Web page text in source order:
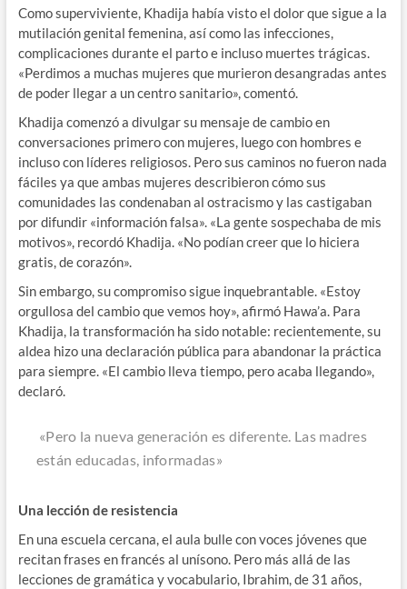
Como superviviente, Khadija había visto el dolor que sigue a la
mutilación genital femenina, así como las infecciones,
complicaciones durante el parto e incluso muertes trágicas.
«Perdimos a muchas mujeres que murieron desangradas antes
de poder llegar a un centro sanitario», comentó.
Khadija comenzó a divulgar su mensaje de cambio en
conversaciones primero con mujeres, luego con hombres e
incluso con líderes religiosos. Pero sus caminos no fueron nada
fáciles ya que ambas mujeres describieron cómo sus
comunidades las condenaban al ostracismo y las castigaban
por difundir «información falsa». «La gente sospechaba de mis
motivos», recordó Khadija. «No podían creer que lo hiciera
gratis, de corazón».
Sin embargo, su compromiso sigue inquebrantable. «Estoy
orgullosa del cambio que vemos hoy», afirmó Hawa’a. Para
Khadija, la transformación ha sido notable: recientemente, su
aldea hizo una declaración pública para abandonar la práctica
para siempre. «El cambio lleva tiempo, pero acaba llegando»,
declaró.
«Pero la nueva generación es diferente. Las madres
están educadas, informadas»
Una lección de resistencia
En una escuela cercana, el aula bulle con voces jóvenes que
recitan frases en francés al unísono. Pero más allá de las
lecciones de gramática y vocabulario, Ibrahim, de 31 años,